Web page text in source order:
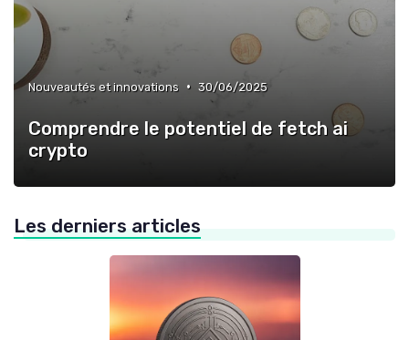
Nouveautés et innovations • 30/06/2025
Comprendre le potentiel de fetch ai
crypto
Les derniers articles